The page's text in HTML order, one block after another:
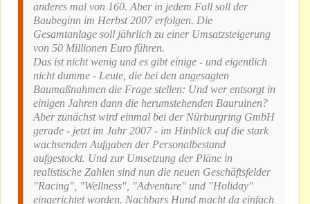
anderes mal von 160. Aber in jedem Fall soll der
Baubeginn im Herbst 2007 erfolgen. Die
Gesamtanlage soll jährlich zu einer Umsatzsteigerung
von 50 Millionen Euro führen.
Das ist nicht wenig und es gibt einige - und eigentlich
nicht dumme - Leute, die bei den angesagten
Baumaßnahmen die Frage stellen: Und wer entsorgt in
einigen Jahren dann die herumstehenden Bauruinen?
Aber zunächst wird einmal bei der Nürburgring GmbH
gerade - jetzt im Jahr 2007 - im Hinblick auf die stark
wachsenden Aufgaben der Personalbestand
aufgestockt. Und zur Umsetzung der Pläne in
realistische Zahlen sind nun die neuen Geschäftsfelder
"Racing", "Wellness", "Adventure" und "Holiday"
eingerichtet worden. Nachbars Hund macht da einfach